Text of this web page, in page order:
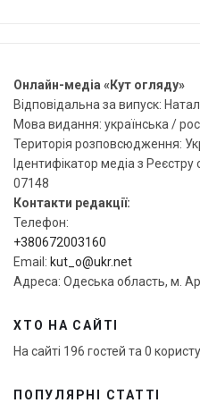
Онлайн-медіа «Кут огляду»
Відповідальна за випуск:
Мова видання: українська /
Територія розповсюдження:
Ідентифікатор медіа з Реєстру
07148
Контакти редакції:
Телефон:
+380672003160
Email: kut_o@ukr.net
Адреса: Одеська область, м.
ХТО НА САЙТІ
На сайті 196 гостей та 0
ПОПУЛЯРНІ СТАТТІ